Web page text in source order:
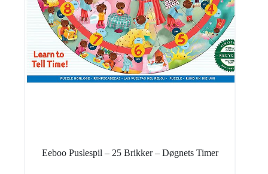
Eeboo Puslespil – 25 Brikker – Døgnets Timer